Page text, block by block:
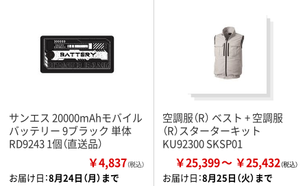
サンエス 20000mAhモバイル
バッテリー 9ブラック 単体
RD9243 1個（直送品）
￥4,837（税込）
お届け日：8月24日（月）まで
空調服（R） ベスト + 空調服
（R）スターターキット
KU92300 SKSP01
￥25,399 ￥25,432
お届け日：8月25日（火）まで